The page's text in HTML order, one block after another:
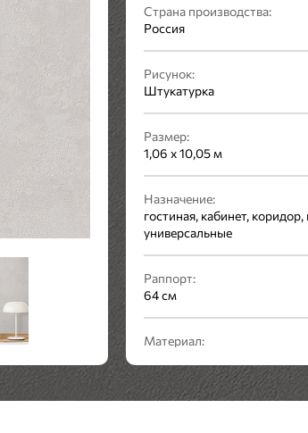
Страна производства:
Россия
Рисунок:
Штукатурка
Размер:
1,06 x 10,05 м
Назначение:
гостиная, кабинет,
универсальные
Раппорт:
64 см
Материал:
Стиль: